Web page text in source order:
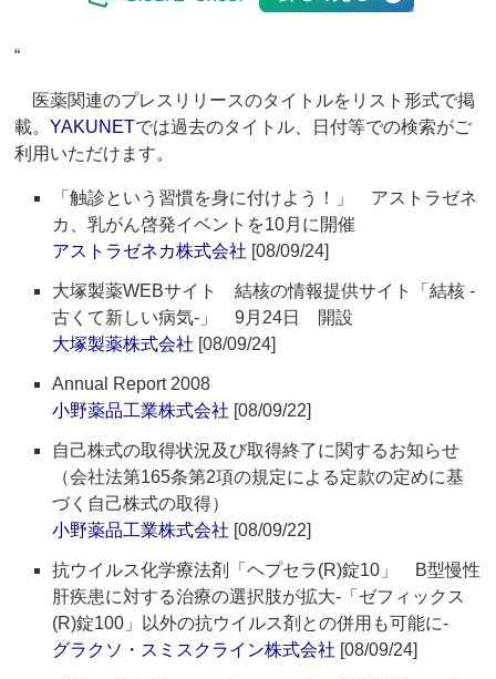
“
医薬関連のプレスリリースのタイトルをリスト形式で掲
載。YAKUNETでは過去のタイトル、日付等での検索がご
利用いただけます。
「触診という習慣を身に付けよう！」 アストラゼネ
カ、乳がん啓発イベントを10月に開催
アストラゼネカ株式会社 [08/09/24]
大塚製薬WEBサイト 結核の情報提供サイト「結核 -
古くて新しい病気-」 9月24日 開設
大塚製薬株式会社 [08/09/24]
Annual Report 2008
小野薬品工業株式会社 [08/09/22]
自己株式の取得状況及び取得終了に関するお知らせ
（会社法第165条第2項の規定による定款の定めに基
づく自己株式の取得）
小野薬品工業株式会社 [08/09/22]
抗ウイルス化学療法剤「ヘプセラ(R)錠10」 B型慢性
肝疾患に対する治療の選択肢が拡大-「ゼフィックス
(R)錠100」以外の抗ウイルス剤との併用も可能に-
グラクソ・スミスクライン株式会社 [08/09/24]